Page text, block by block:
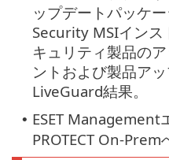
ップデートパッケ
Security MSIインス
キュリティ製品の
ントおよび製品ア
LiveGuard結果。
• ESET Management
PROTECT On-Prem